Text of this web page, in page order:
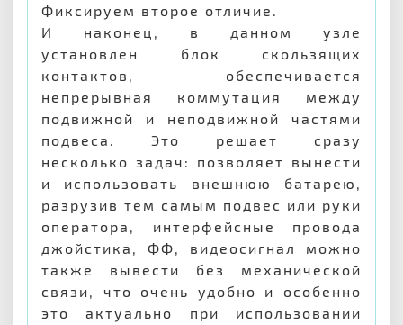
Фиксируем второе отличие.
И наконец, в данном узле
установлен блок скользящих
контактов, обеспечивается
непрерывная коммутация между
подвижной и неподвижной частями
подвеса. Это решает сразу
несколько задач: позволяет вынести
и использовать внешнюю батарею,
разрузив тем самым подвес или руки
оператора, интерфейсные провода
джойстика, ФФ, видеосигнал можно
также вывести без механической
связи, что очень удобно и особенно
это актуально при использовании